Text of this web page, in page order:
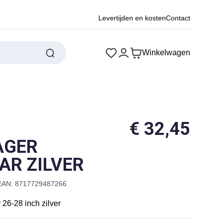
Levertijden en kostenContact
Winkelwagen
ZILVER
€ 32,45
8717729487266
26-28 inch zilver